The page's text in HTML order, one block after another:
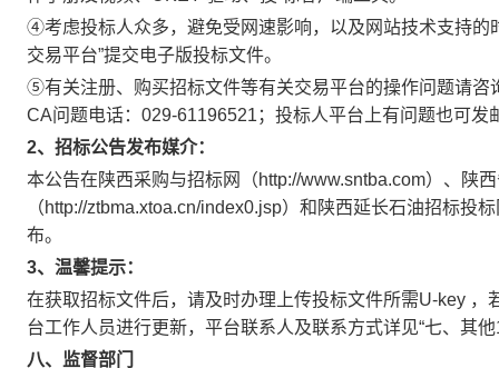
④考虑投标人众多，避免受网速影响，以及网站技术支持的
交易平台”提交电子版投标文件。
⑤有关注册、购买招标文件等有关交易平台的操作问题请
CA问题电话：029-61196521；投标人平台上有问题也可发
2、 招标公告发布媒介：
本公告在陕西采购与招标网（http://www.sntba.com）、陕
（http://ztbma.xtoa.cn/index0.jsp）和陕西延长石油招标投
布。
3、 温馨提示：
在获取招标文件后，请及时办理上传投标文件所需U-key
台工作人员进行更新，平台联系人及联系方式详见“七、其
八、监督部门